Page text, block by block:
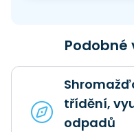
Podobné
třídění,
odpadů